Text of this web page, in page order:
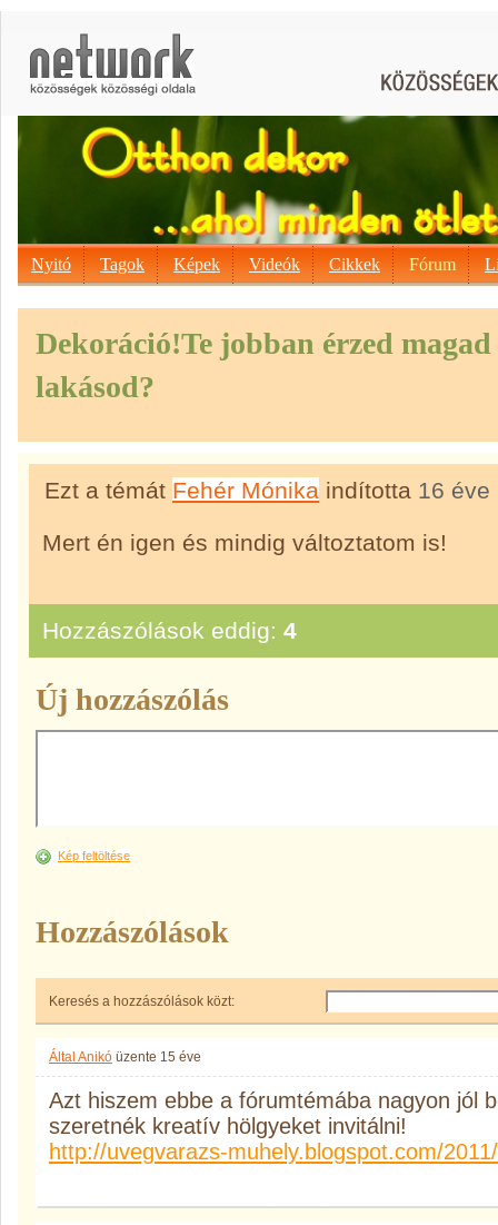
Nyitó Tagok Képek Videók Cikkek Fórum
Dekoráció!Te jobban érzed
lakásod?
Ezt a témát Fehér Mónika indította 16 éve
Mert én igen és mindig változtatom is!
Hozzászólások eddig: 4
Új hozzászólás
Kép feltöltése
Hozzászólások
Keresés a hozzászólások közt:
Által Anikó üzente 15 éve
Azt hiszem ebbe a fórumtémába nagyon jól
szeretnék kreatív hölgyeket invitálni!
http://uvegvarazs-muhely.blogspot.com/